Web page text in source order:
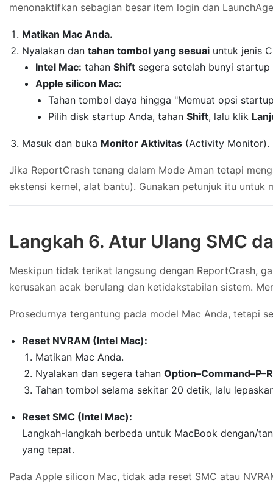
menonaktifkan sebagian besar item login dan
Matikan Mac Anda.
Nyalakan dantahan tombol yang sesuai untuk jenis
Intel Mac: tahan Shiftsegera setelah bunyi startup
Apple silicon Mac:
Tahan tombol daya hingga "Memuat opsi
Pilih disk startup Anda, tahan Shift, lalu klik
Masuk dan buka Monitor Aktivitas (Activity Monitor).
Jika ReportCrash tenang dalam Mode Aman tetapi
ekstensi kernel, alat bantu). Gunakan petunjuk itu
Langkah 6. Atur Ulang SMC
Meskipun tidak terikat langsung dengan ReportCrash,
kerusakan acak berulang dan ketidakstabilan sistem.
Prosedurnya tergantung pada model Mac Anda, tetapi
Reset NVRAM (Intel Mac):
Matikan Mac Anda.
Nyalakan dan segera tahan Option–Command–P–R
Tahan tombol selama sekitar 20 detik, lalu
Reset SMC (Intel Mac):
Langkah-langkah berbeda untuk MacBook dengan/
yang tepat.
Pada Apple silicon Mac, tidak ada reset SMC atau